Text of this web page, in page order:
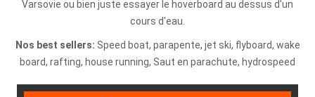
Varsovie ou bien juste essayer le hoverboard au dessus d'un
cours d'eau.
Nos best sellers: Speed boat, parapente, jet ski, flyboard, wake
board, rafting, house running, Saut en parachute, hydrospeed